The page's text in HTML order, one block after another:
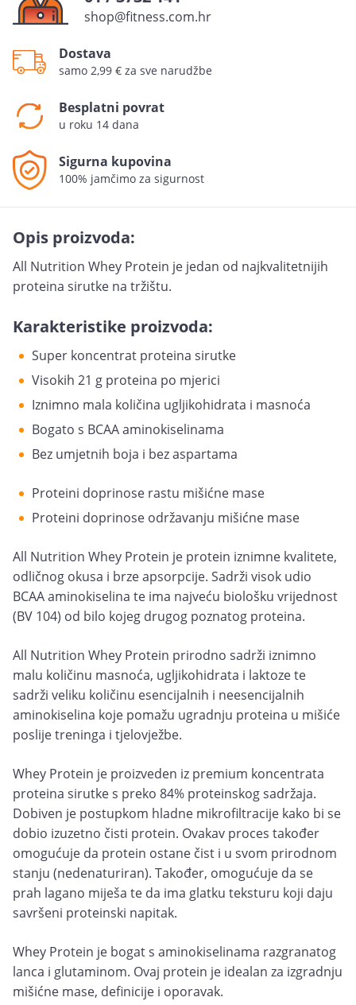
shop@fitness.com.hr
Dostava
samo 2,99 € za sve narudžbe
Besplatni povrat
u roku 14 dana
Sigurna kupovina
100% jamčimo za sigurnost
Opis proizvoda:
All Nutrition Whey Protein je jedan od najkvalitetnijih
proteina sirutke na tržištu.
Karakteristike proizvoda:
Super koncentrat proteina sirutke
Visokih 21 g proteina po mjerici
Iznimno mala količina ugljikohidrata i masnoća
Bogato s BCAA aminokiselinama
Bez umjetnih boja i bez aspartama
Proteini doprinose rastu mišićne mase
Proteini doprinose održavanju mišićne mase
All Nutrition Whey Protein je protein iznimne kvalitete,
odličnog okusa i brze apsorpcije. Sadrži visok udio
BCAA aminokiselina te ima najveću biološku vrijednost
(BV 104) od bilo kojeg drugog poznatog proteina.
All Nutrition Whey Protein prirodno sadrži iznimno
malu količinu masnoća, ugljikohidrata i laktoze te
sadrži veliku količinu esencijalnih i neesencijalnih
aminokiselina koje pomažu ugradnju proteina u mišiće
poslije treninga i tjelovježbe.
Whey Protein je proizveden iz premium koncentrata
proteina sirutke s preko 84% proteinskog sadržaja.
Dobiven je postupkom hladne mikrofiltracije kako bi se
dobio izuzetno čisti protein. Ovakav proces također
omogućuje da protein ostane čist i u svom prirodnom
stanju (nedenaturiran). Također, omogućuje da se
prah lagano miješa te da ima glatku teksturu koji daju
savršeni proteinski napitak.
Whey Protein je bogat s aminokiselinama razgranatog
lanca i glutaminom. Ovaj protein je idealan za izgradnju
mišićne mase, definicije i oporavak.